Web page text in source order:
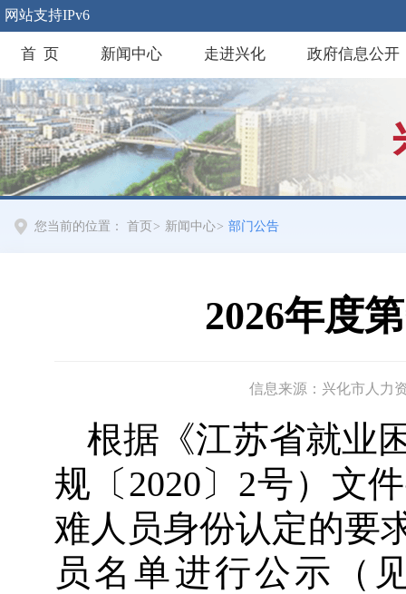
网站支持IPv6
首 页 新闻中心 走进兴化 政府信息公开
您当前的位置： 首页 > 新闻中心> 部门公告
2026年度
信息来源：兴化市人力
根据《江苏省就业
规〔2020〕2号）文
难人员身份认定的要
员名单进行公示（